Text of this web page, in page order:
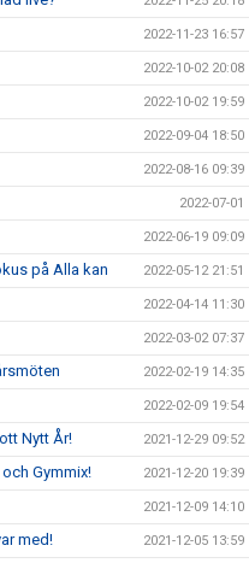
2022-11-23 16:57
2022-10-02 20:08
2022-10-02 19:59
2022-09-04 18:50
2022-08-16 09:39
2022-07-01
2022-06-19 09:09
på Alla kan 2022-05-12 21:51
2022-04-14 11:30
2022-03-02 07:37
2022-02-19 14:35
2022-02-09 19:54
Nytt År! 2021-12-29 09:52
Gymmix! 2021-12-20 19:39
2021-12-09 14:10
med! 2021-12-05 13:59